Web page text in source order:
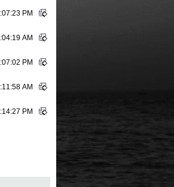
PM
AM
PM
AM
PM